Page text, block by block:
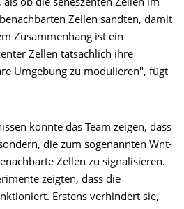
als ob die seneszenten Zellen im
Zellen sandten, damit
Zusammenhang ist ein
Zellen tatsächlich ihre
Umgebung zu modulieren", fügt
konnte das Team zeigen, dass
die zum sogenannten Wnt-
Zellen zu signalisieren.
zeigten, dass die
Erstens verhindert sie,